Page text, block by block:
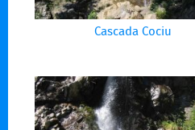
Cascada Cociu